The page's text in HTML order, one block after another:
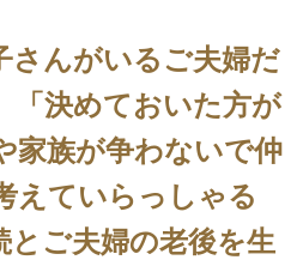
さんがいるご夫婦だ
「決めておいた方が
家族が争わないで仲
えていらっしゃる
ご夫婦の老後を生